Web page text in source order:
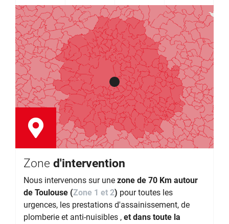
Zone d'intervention
Nous intervenons sur une zone de 70 Km autour
de Toulouse (Zone 1 et 2) pour toutes les
urgences, les prestations d'assainissement, de
plomberie et anti-nuisibles , et dans toute la